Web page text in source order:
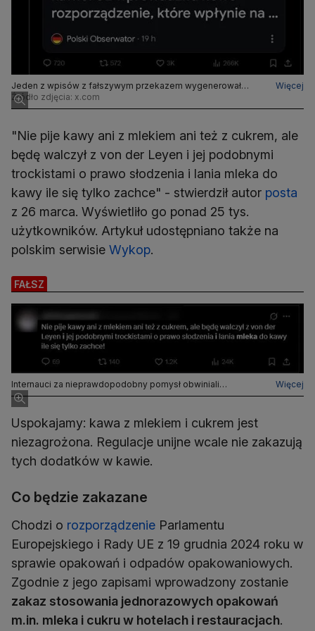
Jeden z wpisów z fałszywym przekazem wygenerował
ponad 260 tys. wyświetleń
Więcej
Źródło zdjęcia: x.com
"Nie pije kawy ani z mlekiem ani też z cukrem, ale
będę walczył z von der Leyen i jej podobnymi
trockistami o prawo słodzenia i lania mleka do
kawy ile się tylko zachce" - stwierdził autor posta
z 26 marca. Wyświetliło go ponad 25 tys.
użytkowników. Artykuł udostępniano także na
polskim serwisie Wykop.
FAŁSZ
Internauci za nieprawdopodobny pomysł obwiniali
przewodniczącą Komisji Europejskiej
Więcej
Uspokajamy: kawa z mlekiem i cukrem jest
niezagrożona. Regulacje unijne wcale nie zakazują
tych dodatków w kawie.
Co będzie zakazane
Chodzi o rozporządzenie Parlamentu
Europejskiego i Rady UE z 19 grudnia 2024 roku w
sprawie opakowań i odpadów opakowaniowych.
Zgodnie z jego zapisami wprowadzony zostanie
zakaz stosowania jednorazowych opakowań
m.in. mleka i cukru w hotelach i restauracjach.